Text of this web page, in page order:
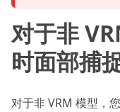
对于非
时面部捕
对于非 VRM 模型，